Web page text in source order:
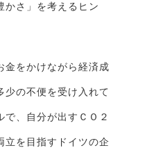
さ」を考えるヒン
をかけながら経済成
の不便を受け入れて
、自分が出すＣＯ２
を目指すドイツの企